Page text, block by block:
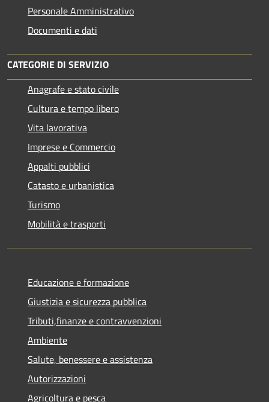
Personale Amministrativo
Documenti e dati
CATEGORIE DI SERVIZIO
Anagrafe e stato civile
Cultura e tempo libero
Vita lavorativa
Imprese e Commercio
Appalti pubblici
Catasto e urbanistica
Turismo
Mobilità e trasporti
Educazione e formazione
Giustizia e sicurezza pubblica
Tributi,finanze e contravvenzioni
Ambiente
Salute, benessere e assistenza
Autorizzazioni
Agricoltura e pesca